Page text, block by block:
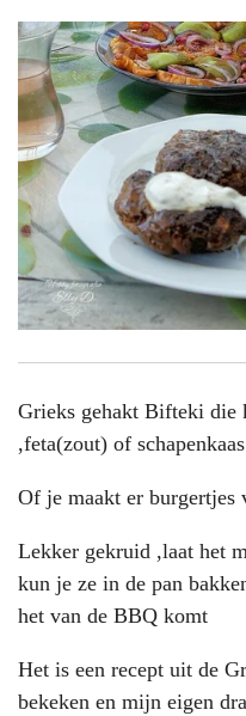
Grieks gehakt Bifteki die
,feta(zout) of
Of je maakt er burgertjes
Lekker gekruid ,laat het
kun je ze in de pan
het van de BBQ komt
Het is een recept uit de
bekeken en mijn eigen